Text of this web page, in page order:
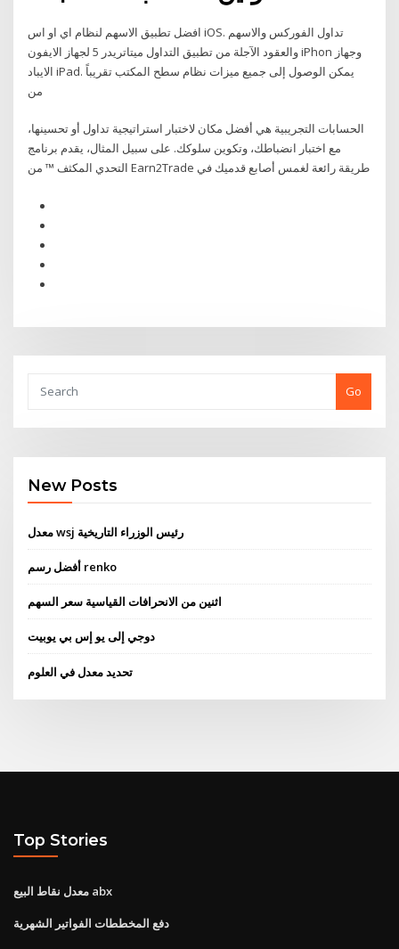
افضل تطبيق الاسهم لنظام اي او اس iOS. تداول الفوركس والاسهم
والعقود الآجلة من تطبيق التداول ميتاتريدر 5 لجهاز الايفون iPhon وجهاز
الايباد iPad. يمكن الوصول إلى جميع ميزات نظام سطح المكتب تقريباً
من
الحسابات التجريبية هي أفضل مكان لاختبار استراتيجية تداول أو تحسينها،
مع اختبار انضباطك، وتكوين سلوكك. على سبيل المثال، يقدم برنامج
التحدي المكثف ™ من Earn2Trade طريقة رائعة لغمس أصابع قدميك في
Go
New Posts
معدل wsj رئيس الوزراء التاريخية
أفضل رسم renko
اثنين من الانحرافات القياسية سعر السهم
دوجي إلى يو إس بي يوبيت
تحديد معدل في العلوم
Top Stories
معدل نقاط البيع abx
دفع المخططات الفواتير الشهرية